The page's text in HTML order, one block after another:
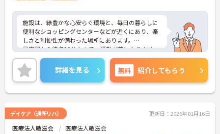
施設は、緑豊かな心安らぐ環境と、毎日の暮らしに
便利なショッピングセンターなどが近くにあり、楽
しさと利便性が備わった場所にあります。
最寄駅から徒歩10分なので、通勤が苦になりませ
ん。また、年間休日が110日もあるので、プライベ
ート重視の方にもおすすめです。
ご興味のある方には、面接対策ポイントなど、さら
に詳細をお話しいたしますのでお気軽にご相談くだ
さい！
詳細を見る 無料 紹介してもらう
デイケア（通所リハ） 更新日：2026年01月16日
医療法人敬滋会 医療法人敬滋会